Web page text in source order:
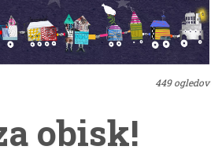
449 ogledov
obisk!